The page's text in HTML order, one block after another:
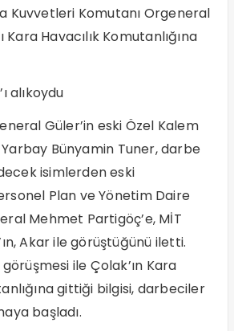
Kuvvetleri Komutanı Orgeneral
Kara Havacılık Komutanlığına
alıkoydu
Güler’in eski Özel Kalem
Bünyamin Tuner, darbe
isimlerden eski
Plan ve Yönetim Daire
Mehmet Partigöç’e, MİT
Akar ile görüştüğünü iletti.
görüşmesi ile Çolak’ın Kara
gittiği bilgisi, darbeciler
başladı.